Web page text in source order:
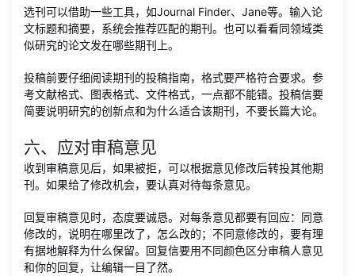
选刊可以借助一些工具，如Journal Finder、Jane等。输入论
文标题和摘要，系统会推荐匹配的期刊。也可以看看同领域类
似研究的论文发在哪些期刊上。
投稿前要仔细阅读期刊的投稿指南，格式要严格符合要求。参
考文献格式、图表格式、文件格式，一点都不能错。投稿信要
简要说明研究的创新点和为什么适合该期刊，不要长篇大论。
六、应对审稿意见
收到审稿意见后，如果被拒，可以根据意见修改后转投其他期
刊。如果给了修改机会，要认真对待每条意见。
回复审稿意见时，态度要诚恳。对每条意见都要有回应：同意
修改的，说明在哪里改了，怎么改的；不同意修改的，要有理
有据地解释为什么保留。回复信要用不同颜色区分审稿人意见
和你的回复，让编辑一目了然。